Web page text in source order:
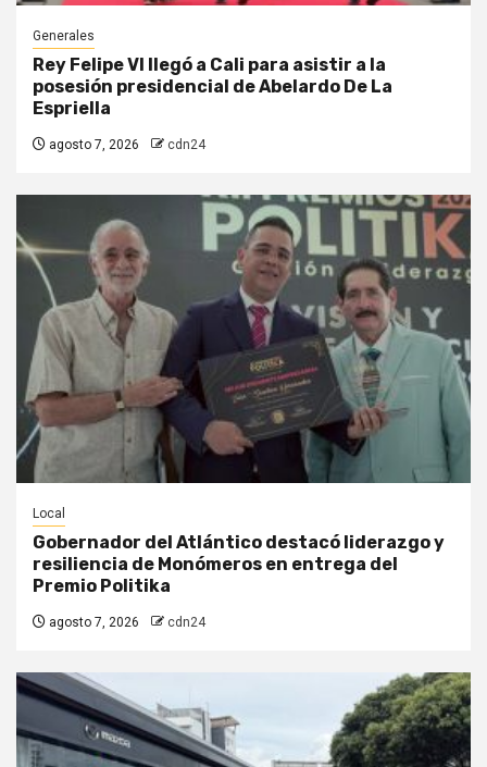
Generales
Rey Felipe VI llegó a Cali para asistir a la
posesión presidencial de Abelardo De La
Espriella
agosto 7, 2026 cdn24
Local
Gobernador del Atlántico destacó liderazgo y
resiliencia de Monómeros en entrega del
Premio Politika
agosto 7, 2026 cdn24